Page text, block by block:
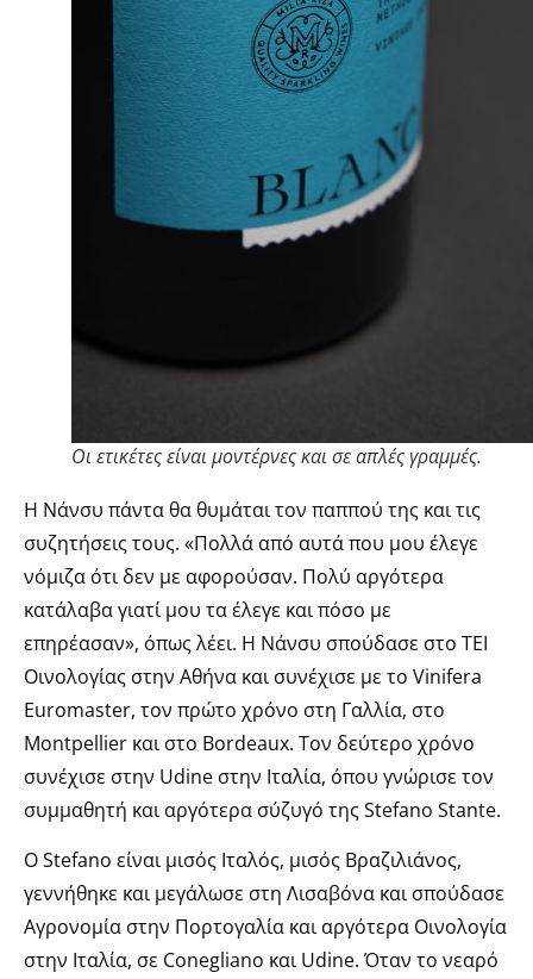
Oι ετικέτες είναι μοντέρνες και σε απλές γραμμές.
Η Νάνσυ πάντα θα θυμάται τον παππού της και τις
συζητήσεις τους. «Πολλά από αυτά που μου έλεγε
νόμιζα ότι δεν με αφορούσαν. Πολύ αργότερα
κατάλαβα γιατί μου τα έλεγε και πόσο με
επηρέασαν», όπως λέει. Η Νάνσυ σπούδασε στο ΤΕΙ
Οινολογίας στην Αθήνα και συνέχισε με το Vinifera
Euromaster, τον πρώτο χρόνο στη Γαλλία, στο
Montpellier και στο Bordeaux. Τον δεύτερο χρόνο
συνέχισε στην Udine στην Ιταλία, όπου γνώρισε τον
συμμαθητή και αργότερα σύζυγό της Stefano Stante.
Ο Stefano είναι μισός Ιταλός, μισός Βραζιλιάνος,
γεννήθηκε και μεγάλωσε στη Λισαβόνα και σπούδασε
Αγρονομία στην Πορτογαλία και αργότερα Οινολογία
στην Ιταλία, σε Conegliano και Udine. Όταν το νεαρό